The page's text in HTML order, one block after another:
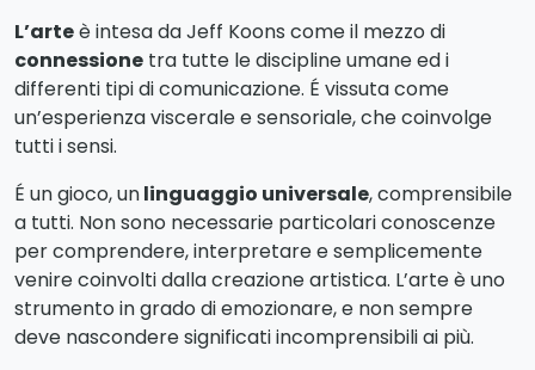
L’arteè intesa da Jeff Koons come il mezzo di
connessione tra tutte le discipline umane ed i
differenti tipi di comunicazione. É vissuta come
un’esperienza viscerale e sensoriale, che coinvolge
tutti i sensi.
É un gioco, unlinguaggio universale, comprensibile
a tutti. Non sono necessarie particolari conoscenze
per comprendere, interpretare e semplicemente
venire coinvolti dalla creazione artistica. L’arte è uno
strumento in grado di emozionare, e non sempre
deve nascondere significati incomprensibili ai più.